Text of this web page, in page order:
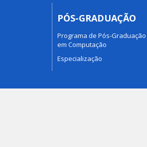
PÓS-GRADUAÇÃO
Programa de Pós-Graduação
em Computação
Especialização